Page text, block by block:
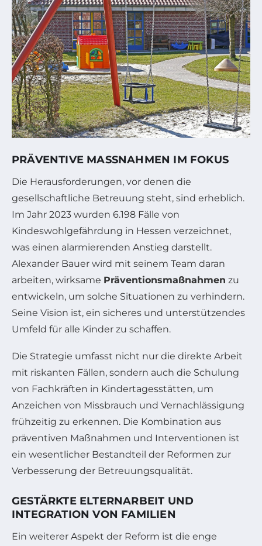
PRÄVENTIVE MASSNAHMEN IM FOKUS
Die Herausforderungen, vor denen die
gesellschaftliche Betreuung steht, sind erheblich.
Im Jahr 2023 wurden 6.198 Fälle von
Kindeswohlgefährdung in Hessen verzeichnet,
was einen alarmierenden Anstieg darstellt.
Alexander Bauer wird mit seinem Team daran
arbeiten, wirksame Präventionsmaßnahmen zu
entwickeln, um solche Situationen zu verhindern.
Seine Vision ist, ein sicheres und unterstützendes
Umfeld für alle Kinder zu schaffen.
Die Strategie umfasst nicht nur die direkte Arbeit
mit riskanten Fällen, sondern auch die Schulung
von Fachkräften in Kindertagesstätten, um
Anzeichen von Missbrauch und Vernachlässigung
frühzeitig zu erkennen. Die Kombination aus
präventiven Maßnahmen und Interventionen ist
ein wesentlicher Bestandteil der Reformen zur
Verbesserung der Betreuungsqualität.
GESTÄRKTE ELTERNARBEIT UND
INTEGRATION VON FAMILIEN
Ein weiterer Aspekt der Reform ist die enge